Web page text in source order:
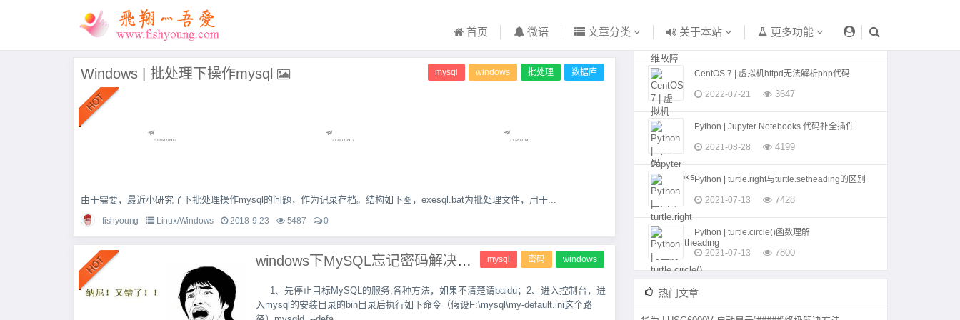
首页 微语 文章分类 关于本站 更多功能
mysql windows 批处理 数据库
Windows | 批处理下操作mysql
由于需要，最近小研究了下批处理操作mysql的问题，作为记录存档。结构如下图，exesql.bat为批处理文件，用于...
fishyoung Linux/Windows 2018-9-23 5487 0
mysql 密码 windows
windows下MySQL忘记密码解决方法
1、先停止目标MySQL的服务,各种方法，如果不清楚请baidu；2、进入控制台，进
入mysql的安装目录的bin目录后执行如下命令（假设F:\mysql\my-default.ini这个路
2022-07-21
CentOS 7 | 虚拟机httpd无法解析php代码
2022-07-21 3647
Python | Jupyter Notebooks 代码补全插件
2021-08-28 4199
Python | turtle.right与turtle.setheading的区别
2021-07-13 7428
Python | turtle.circle()函数理解
2021-07-13 7800
热门文章